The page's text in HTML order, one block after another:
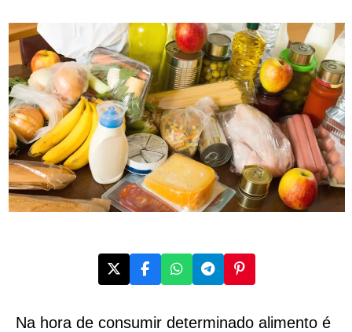
Na hora de consumir determinado alimento é